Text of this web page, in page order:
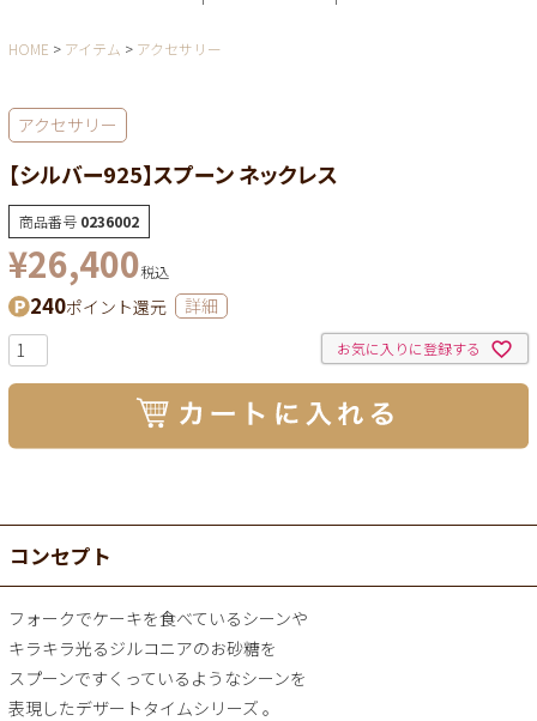
HOME アイテム アクセサリー
アクセサリー
【シルバー925】スプーン ネックレス
商品番号 0236002
¥26,400税込
240ポイント還元 詳細
お気に入りに登録する
コンセプト
フォークでケーキを食べているシーンや
キラキラ光るジルコニアのお砂糖を
スプーンですくっているようなシーンを
表現したデザートタイムシリーズ 。